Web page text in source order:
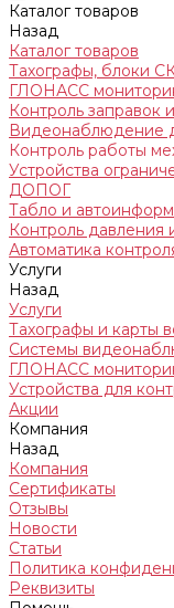
Каталог товаров
Назад
Каталог товаров
Тахографы, блоки
ГЛОНАСС
Контроль заправок
Видеонаблюдение
Контроль работы
Устройства
ДОПОГ
Табло и
Контроль давления
Автоматика
Услуги
Назад
Услуги
Тахографы и карты
Системы
ГЛОНАСС
Устройства для
Акции
Компания
Назад
Компания
Сертификаты
Отзывы
Новости
Статьи
Политика
Реквизиты